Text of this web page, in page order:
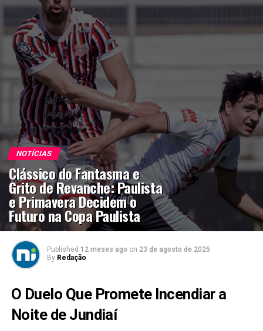
NOTÍCIAS
Clássico do Fantasma e
Grito de Revanche: Paulista
e Primavera Decidem o
Futuro na Copa Paulista
Published 12 meses ago on 23 de agosto de 2025
By Redação
O Duelo Que Promete Incendiar a
Noite de Jundiaí